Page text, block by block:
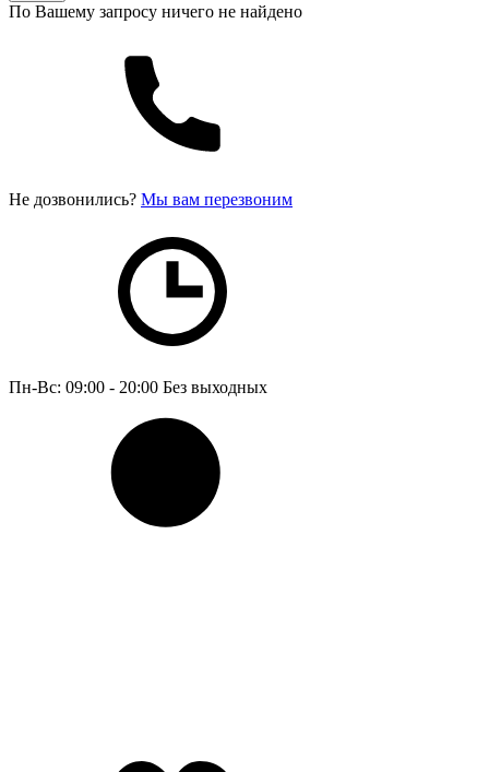
По Вашему запросу ничего не найдено
Не дозвонились? Мы вам перезвоним
Пн-Вс: 09:00 - 20:00 Без выходных